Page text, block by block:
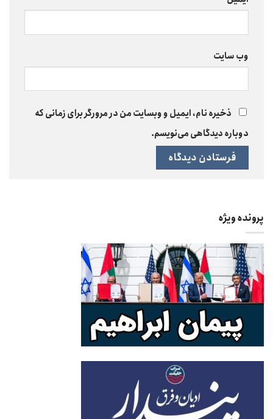
وب‌ سایت
ذخیره نام، ایمیل و وبسایت من در مرورگر برای زمانی که
دوباره دیدگاهی می‌نویسم.
پرونده ویژه